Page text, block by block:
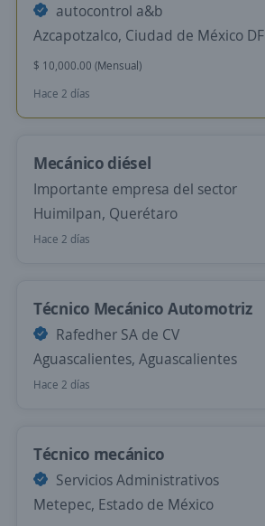
autocontrol a&b
Azcapotzalco, Ciudad de México DF
$ 10,000.00 (Mensual)
Hace 2 días
Mecánico diésel
Importante empresa del sector
Huimilpan, Querétaro
Hace 2 días
Técnico Mecánico Automotriz
Rafedher SA de CV
Aguascalientes, Aguascalientes
Hace 2 días
Técnico mecánico
Servicios Administrativos
Metepec, Estado de México